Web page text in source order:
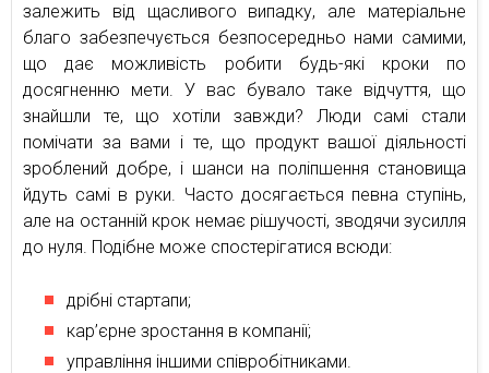
залежить від щасливого випадку, але матеріальне
благо забезпечується безпосередньо нами самими,
що дає можливість робити будь-які кроки по
досягненню мети. У вас бувало таке відчуття, що
знайшли те, що хотіли завжди? Люди самі стали
помічати за вами і те, що продукт вашої діяльності
зроблений добре, і шанси на поліпшення становища
йдуть самі в руки. Часто досягається певна ступінь,
але на останній крок немає рішучості, зводячи зусилля
до нуля. Подібне може спостерігатися всюди:
дрібні стартапи;
кар’єрне зростання в компанії;
управління іншими співробітниками.